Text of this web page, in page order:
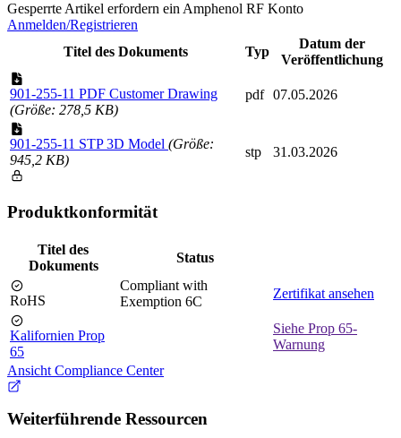
Gesperrte Artikel erfordern ein Amphenol RF Konto
Anmelden/Registrieren
Titel des Dokuments
Typ
Datum der
Veröffentlichung
901-255-11 PDF Customer Drawing
(Größe: 278,5 KB)
pdf 07.05.2026
901-255-11 STP 3D Model (Größe:
945,2 KB)
stp 31.03.2026
Produktkonformität
Titel des
Dokuments
Status
RoHS
Compliant with
Exemption 6C
Zertifikat ansehen
Kalifornien Prop
65
Siehe Prop 65-
Warnung
Ansicht Compliance Center
Weiterführende Ressourcen